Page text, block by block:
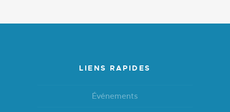
LIENS RAPIDES
Événements